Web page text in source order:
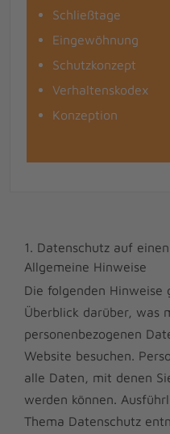
Schließtage
Eingewöhnung
Schutzkonzept
Verhaltenskodex
Konzeption
1. Datenschutz auf
Allgemeine Hinweise
Die folgenden Hinweise
Überblick darüber, was
personenbezogenen
Website besuchen.
alle Daten, mit denen
werden können.
Thema Datenschutz